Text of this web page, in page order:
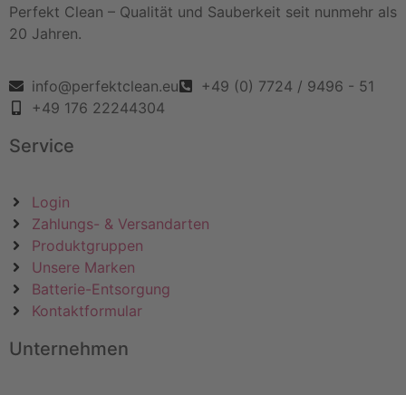
Perfekt Clean – Qualität und Sauberkeit seit nunmehr als
20 Jahren.
info@perfektclean.eu
+49 (0) 7724 / 9496 - 51
+49 176 22244304
Service
Login
Zahlungs- & Versandarten
Produktgruppen
Unsere Marken
Batterie-Entsorgung
Kontaktformular
Unternehmen